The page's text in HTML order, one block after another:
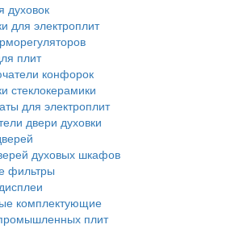
духовок
для электроплит
плит
конфорок
стеклокерамики
для электроплит
двери духовки
духовых шкафов
фильтры
комплектующие
плит